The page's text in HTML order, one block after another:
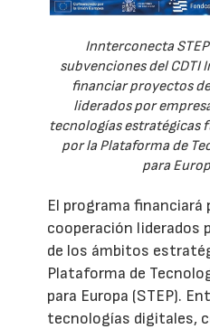
Innterconecta
subvenciones del CDTI
financiar proyectos
liderados por
tecnologías estratégicas
por la Plataforma de
para
El programa
cooperación liderados
de los ámbitos
Plataforma de
para Europa (STEP).
tecnologías digitales,